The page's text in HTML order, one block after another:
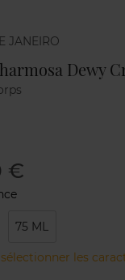
Dewy
€
75 ML
les